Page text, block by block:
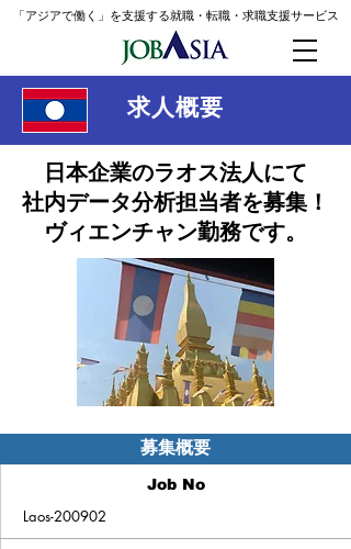
「アジアで働く」を支援する就職・転職・求職支援サービス
日本企業のラオス法人にて
社内データ分析担当者を募集！
​ヴィエンチャン勤務です。
Laos-200902
Job No
求人概要
募集概要